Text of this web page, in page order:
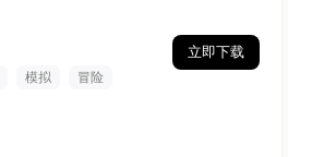
模拟 冒险
立即下载